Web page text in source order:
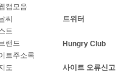
캠모음
씨
트위터
트
랜드
Hungry Club
트주소록
도
사이트 오류신고